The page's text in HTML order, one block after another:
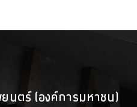
นตร์ (องค์การมหาชน)